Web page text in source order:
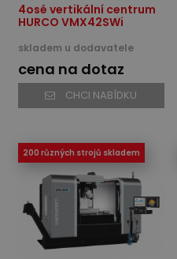
4osé vertikální centrum
HURCO VMX42SWi
skladem u dodavatele
cena na dotaz
CHCI NABÍDKU
200 různých strojů skladem